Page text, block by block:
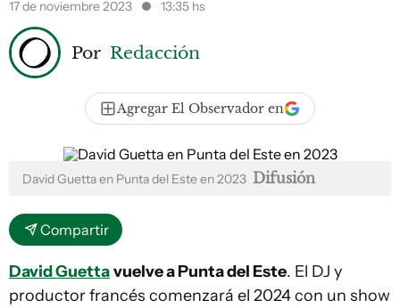
17 de noviembre 2023
13:35 hs
Por Redacción
Agregar El Observador en
David Guetta en Punta del Este en 2023 Difusión
Compartir
David Guettavuelve a Punta del Este. El DJ y
productor francés comenzará el 2024 con un show